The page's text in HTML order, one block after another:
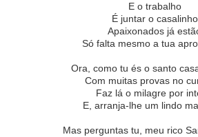
E o trabalho
É juntar o casalinho
Apaixonados já
Só falta mesmo a tua
Ora, como tu és o santo
Com muitas provas no
Faz lá o milagre por
E, arranja-lhe um lindo
Mas perguntas tu, meu rico